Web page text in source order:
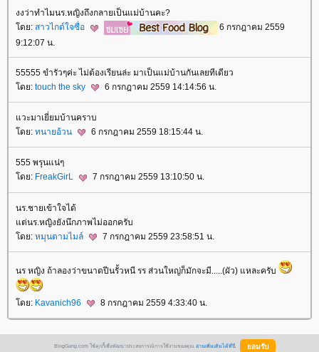
งงว่าทำไมนร.หญิงถึงกลายเป็นแม่บ้านคะ?
ดย: สาวไกด์ใจซื่อ
6 กรกฎาคม 2559
9:12:07 น.
55555 ขำรัวๆค่ะ ไม่ต้องเรียนล่ะ มาเป็นแม่บ้านกันเลยทีเดียว
ดย: touch the sky 6 กรกฎาคม 2559 14:14:56 น.
วะมาเยี่ยมบ้านคราบ
ดย: ทนายอ้วน 6 กรกฎาคม 2559 18:15:44 น.
555 พรุนแน่ๆ
ดย: FreakGirL 7 กรกฎาคม 2559 13:10:50 น.
นร.ชายเข้าใจได้
ต่นร.หญิงยังนึกภาพไม่ออกครับ
ดย: หมุนตามไมล์ 7 กรกฎาคม 2559 23:58:51 น.
นร หญิง ถ้าลองว่าขนาดปีนรั้วหนี รร ส่วนใหญ่ก็มักจะมี.....(ผัว) แหละครับ
ดย: Kavanich96 8 กรกฎาคม 2559 4:33:40 น.
BlogGang.com ใช้คุกกี้เพื่อพัฒนาประสบการณ์การใช้งานของคุณ อ่านเพิ่มเติมได้ที่นี่